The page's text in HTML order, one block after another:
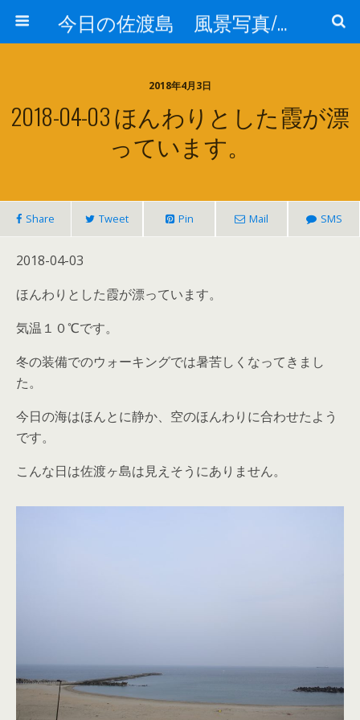
今日の佐渡島 風景写真/天気/お酒/お米/温泉
2018年4月3日
2018-04-03 ほんわりとした霞が漂
っています。
Share Tweet Pin Mail SMS
2018-04-03
ほんわりとした霞が漂っています。
気温１０℃です。
冬の装備でのウォーキングでは暑苦しくなってきまし
た。
今日の海はほんとに静か、空のほんわりに合わせたよう
です。
こんな日は佐渡ヶ島は見えそうにありません。